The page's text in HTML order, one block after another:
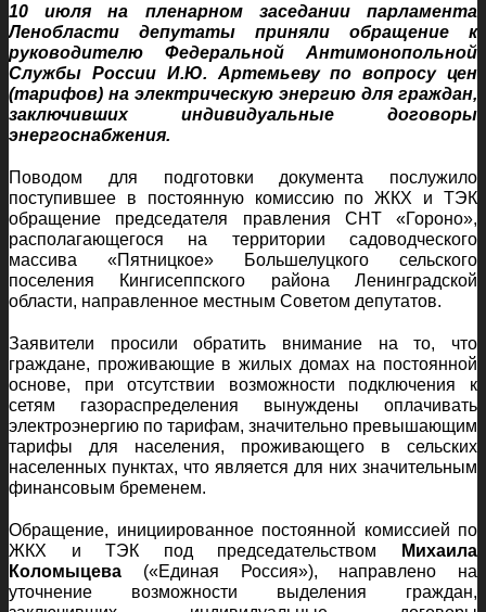
10 июля на пленарном заседании парламента
Ленобласти депутаты приняли обращение к
руководителю Федеральной Антимонопольной
Службы России И.Ю. Артемьеву по вопросу цен
(тарифов) на электрическую энергию для граждан,
заключивших индивидуальные договоры
энергоснабжения.
Поводом для подготовки документа послужило
поступившее в постоянную комиссию по ЖКХ и ТЭК
обращение председателя правления СНТ «Гороно»,
располагающегося на территории садоводческого
массива «Пятницкое» Большелуцкого сельского
поселения Кингисеппского района Ленинградской
области, направленное местным Советом депутатов.
Заявители просили обратить внимание на то, что
граждане, проживающие в жилых домах на постоянной
основе, при отсутствии возможности подключения к
сетям газораспределения вынуждены оплачивать
электроэнергию по тарифам, значительно превышающим
тарифы для населения, проживающего в сельских
населенных пунктах, что является для них значительным
финансовым бременем.
Обращение, инициированное постоянной комиссией по
ЖКХ и ТЭК под председательством
Михаила
Коломыцева («Единая Россия»), направлено на
уточнение возможности выделения граждан,